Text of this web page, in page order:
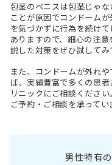
包茎のペニスは包茎じゃ
ことが原因でコンドーム
を気づかずに行為を続け
ありますので、細心の注
説した対策をぜひ試してみ
また、コンドームが外れ
ば、実績豊富で多くの患
リニックにご相談くださ
ご予約・ご相談を承ってい
男性特有